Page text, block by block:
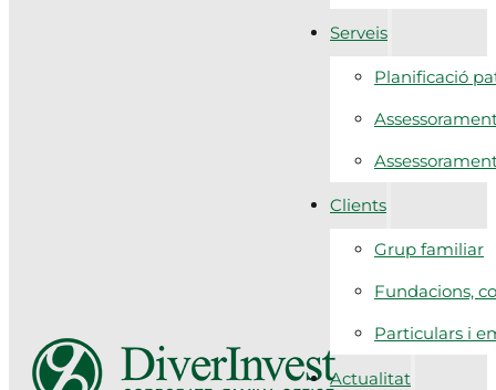
Serveis
Planificació
Clients
Grup familiar
Fundacions,
Particulars i
Actualitat